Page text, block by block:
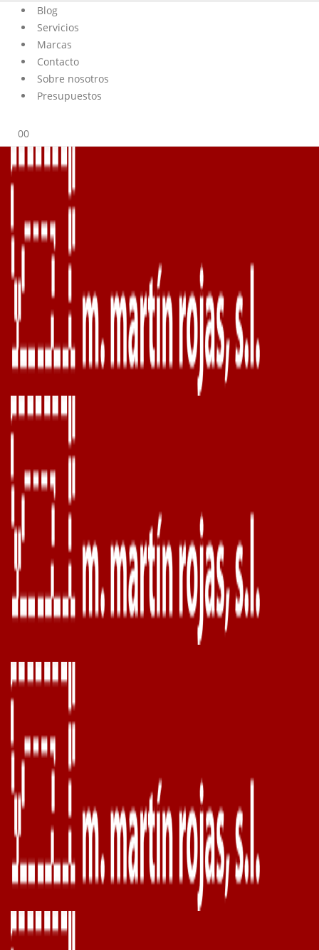
Blog
Servicios
Marcas
Contacto
Sobre nosotros
Presupuestos
00